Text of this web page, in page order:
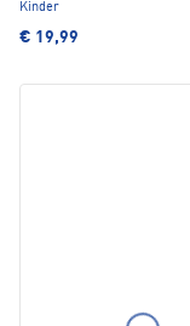
Kinder
€ 19,99